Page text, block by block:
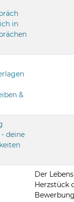
in
&
deine
Der
Herzstück